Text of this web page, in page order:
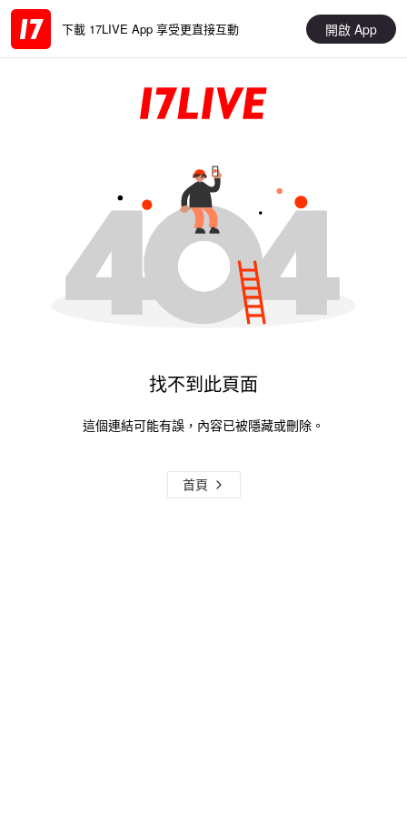
下載 17LIVE App 享受更直接互動 開啟 App
找不到此頁面
這個連結可能有誤，內容已被隱藏或刪除。
首頁